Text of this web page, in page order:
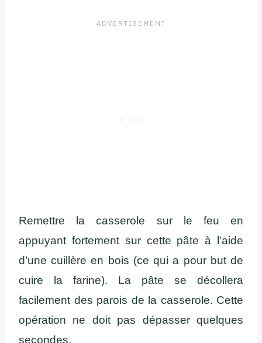
Remettre la casserole sur le feu en
appuyant fortement sur cette pâte à l’aide
d’une cuillère en bois (ce qui a pour but de
cuire la farine). La pâte se décollera
facilement des parois de la casserole. Cette
opération ne doit pas dépasser quelques
secondes.